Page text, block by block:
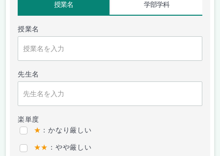
授業名 学部学科
授業名
先生名
楽単度
★ ：かなり厳しい
★★ ：やや厳しい